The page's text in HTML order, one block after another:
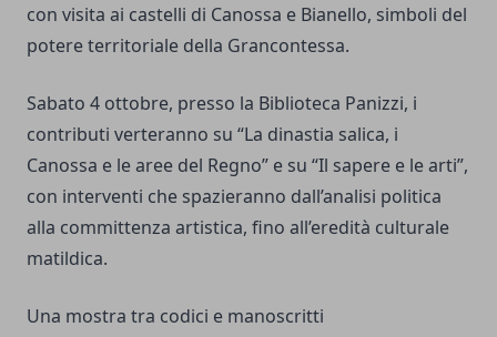
con visita ai castelli di Canossa e Bianello, simboli del
potere territoriale della Grancontessa.
Sabato 4 ottobre, presso la Biblioteca Panizzi, i
contributi verteranno su “La dinastia salica, i
Canossa e le aree del Regno” e su “Il sapere e le arti”,
con interventi che spazieranno dall’analisi politica
alla committenza artistica, fino all’eredità culturale
matildica.
Una mostra tra codici e manoscritti